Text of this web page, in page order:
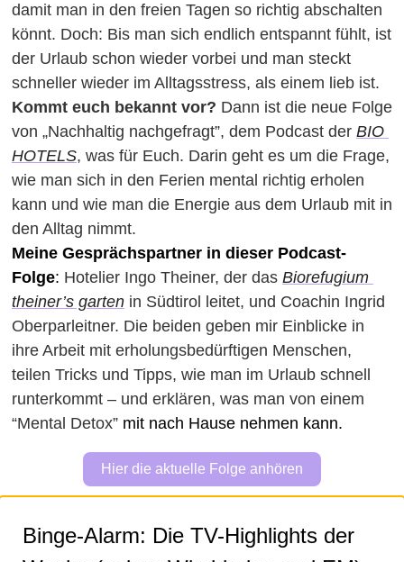
damit man in den freien Tagen so richtig abschalten
könnt. Doch: Bis man sich endlich entspannt fühlt, ist
der Urlaub schon wieder vorbei und man steckt
schneller wieder im Alltagsstress, als einem lieb ist.
Kommt euch bekannt vor? Dann ist die neue Folge
von „Nachhaltig nachgefragt”, dem Podcast der BIO
HOTELS, was für Euch. Darin geht es um die Frage,
wie man sich in den Ferien mental richtig erholen
kann und wie man die Energie aus dem Urlaub mit in
den Alltag nimmt.
Meine Gesprächspartner in dieser Podcast-
Folge: Hotelier Ingo Theiner, der das Biorefugium
theiner’s garten in Südtirol leitet, und Coachin Ingrid
Oberparleitner. Die beiden geben mir Einblicke in
ihre Arbeit mit erholungsbedürftigen Menschen,
teilen Tricks und Tipps, wie man im Urlaub schnell
runterkommt – und erklären, was man von einem
“Mental Detox” mit nach Hause nehmen kann.
Hier die aktuelle Folge anhören
Binge-Alarm: Die TV-Highlights der